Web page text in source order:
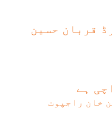
قربان حسین
ہے
خان راجپوت